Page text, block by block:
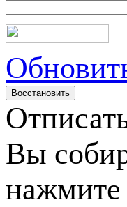
Вы
нажмите